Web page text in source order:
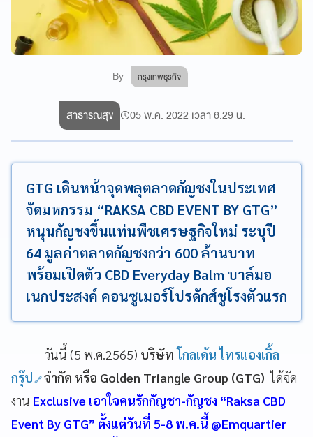
By กรุงเทพธุรกิจ
สาธารณสุข 05 พ.ค. 2022 เวลา 6:29 น.
GTG เดินหน้าจุดพลุตลาดกัญชงในประเทศ
จัดมหกรรม “RAKSA CBD EVENT BY GTG”
หนุนกัญชงขึ้นแท่นพืชเศรษฐกิจใหม่ ระบุปี
64 มูลค่าตลาดกัญชงกว่า 600 ล้านบาท
พร้อมเปิดตัว CBD Everyday Balm บาล์มอ
เนกประสงค์ คอนซูเมอร์โปรดักส์ชูโรงตัวแรก
วันนี้ (5 พ.ค.2565) บริษัทโกลเด้น ไทรแองเกิ้ล
กรุ๊ป จำกัด หรือ Golden Triangle Group (GTG) ได้จัด
งาน Exclusive เอาใจคนรักกัญชา-กัญชง “Raksa CBD
Event By GTG” ตั้งแต่วันที่ 5-8 พ.ค.นี้ @Emquartier